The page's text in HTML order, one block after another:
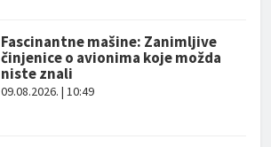
Fascinantne mašine: Zanimljive
činjenice o avionima koje možda
niste znali
09.08.2026. | 10:49